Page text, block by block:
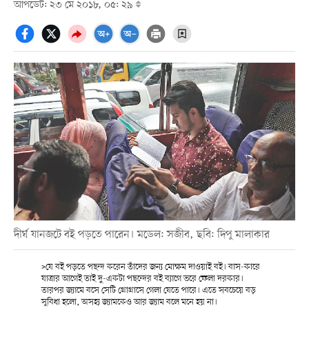
আপডেট: ২৩ মে ২০১৮, ০৫: ২৯
দীর্ঘ যানজটে বই পড়তে পারেন। মডেল: সজীব, ছবি: দিপু মালাকার
>যে বই পড়তে পছন্দ করেন তাঁদের জন্য মোক্ষম দাওয়াই বই। বাস-কারে
যাত্রার আগেই তাই দু-একটা পছন্দের বই ব্যাগে ভরে ফেলা দরকার।
তারপর জ্যামে বসে সেটি গ্রোগ্রাসে গেলা যেতে পারে। এতে সবচেয়ে বড়
সুবিধা হলো, অসহ্য জ্যামকেও আর জ্যাম বলে মনে হয় না।